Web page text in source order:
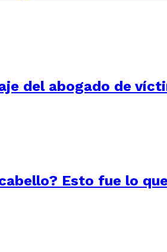
del abogado de
Esto fue lo